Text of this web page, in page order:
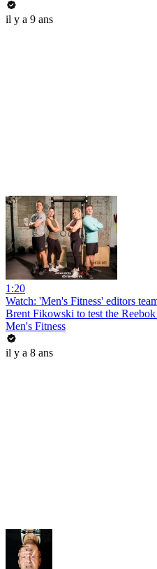
il y a 9 ans
1:20
Watch: 'Men's Fitness' editors
Brent Fikowski to test the
Men's Fitness
il y a 8 ans